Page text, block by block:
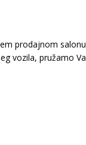
prodajnom
vozila, pružamo